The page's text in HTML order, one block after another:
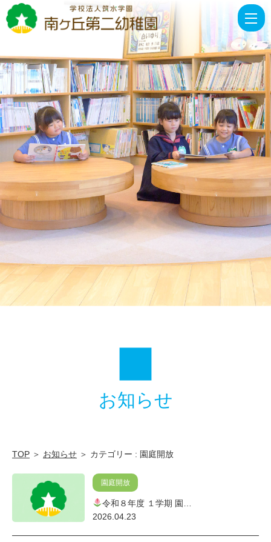
南
ヶ
丘
第
二
お
知
ら
せ
カ
テ
ゴ
ー
庭
校
筑
学
お知らせ
TOP ＞ お知らせ ＞ カテゴリー : 園庭開放
園庭開放
令和８年度 １学期 園…
2026.04.23